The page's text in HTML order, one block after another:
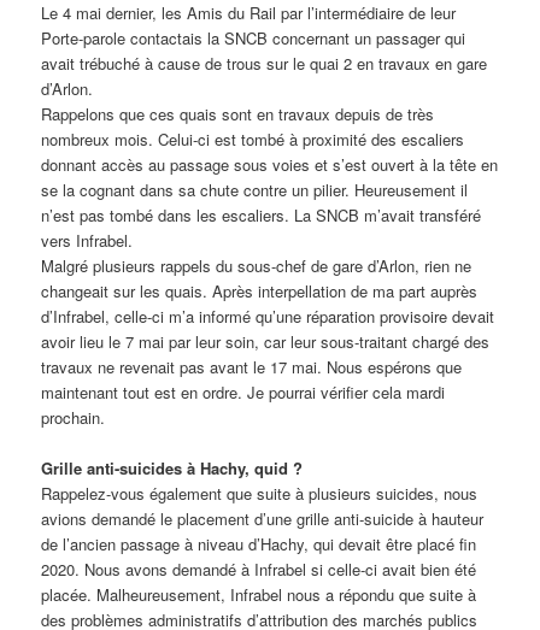
Le 4 mai dernier, les Amis du Rail par l’intermédiaire de leur
Porte-parole contactais la SNCB concernant un passager qui
avait trébuché à cause de trous sur le quai 2 en travaux en gare
d’Arlon.
Rappelons que ces quais sont en travaux depuis de très
nombreux mois. Celui-ci est tombé à proximité des escaliers
donnant accès au passage sous voies et s’est ouvert à la tête en
se la cognant dans sa chute contre un pilier. Heureusement il
n’est pas tombé dans les escaliers. La SNCB m’avait transféré
vers Infrabel.
Malgré plusieurs rappels du sous-chef de gare d’Arlon, rien ne
changeait sur les quais. Après interpellation de ma part auprès
d’Infrabel, celle-ci m’a informé qu’une réparation provisoire devait
avoir lieu le 7 mai par leur soin, car leur sous-traitant chargé des
travaux ne revenait pas avant le 17 mai. Nous espérons que
maintenant tout est en ordre. Je pourrai vérifier cela mardi
prochain.
Grille anti-suicides à Hachy, quid ?
Rappelez-vous également que suite à plusieurs suicides, nous
avions demandé le placement d’une grille anti-suicide à hauteur
de l’ancien passage à niveau d’Hachy, qui devait être placé fin
2020. Nous avons demandé à Infrabel si celle-ci avait bien été
placée. Malheureusement, Infrabel nous a répondu que suite à
des problèmes administratifs d’attribution des marchés publics